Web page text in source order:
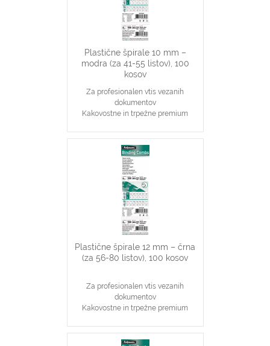
do 55 listov
Plastične špirale 10 mm –
modra (za 41-55 listov), 100
kosov
Za profesionalen vtis vezanih
dokumentov
Kakovostne in trpežne premium
Najpopularnjši, ekonomičen in
vsestranski našin vezave dokumentov
10 mm špirale primerne za vezavo 41-
55 stranskih dokumentov
Primerno za katerikoli aparat za
plastične špirale na 21 lukenj, ki veže
do 55 listov
Plastične špirale 12 mm – črna
(za 56-80 listov), 100 kosov
Za profesionalen vtis vezanih
dokumentov
Kakovostne in trpežne premium
Najpopularnjši, ekonomičen in
vsestranski našin vezave dokumentov